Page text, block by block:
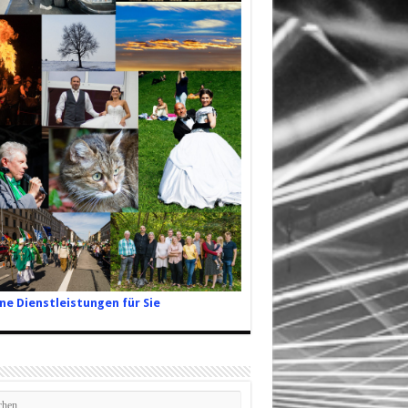
Dienstleistungen für Sie